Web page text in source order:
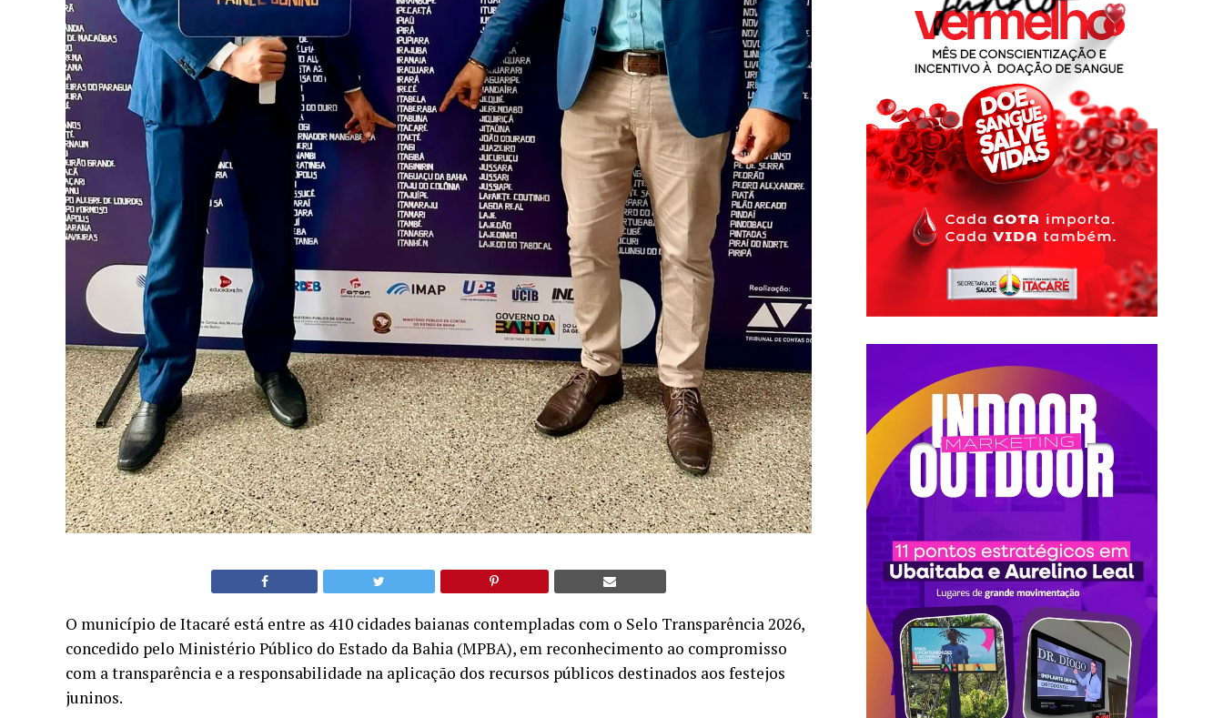
O município de Itacaré está entre as 410 cidades baianas contempladas com o Selo Transparência 2026,
concedido pelo Ministério Público do Estado da Bahia (MPBA), em reconhecimento ao compromisso
com a transparência e a responsabilidade na aplicação dos recursos públicos destinados aos festejos
juninos.